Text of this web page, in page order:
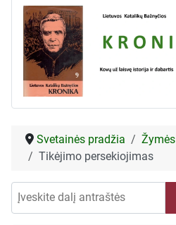
Svetainės pradžia
Žymės
Tikėjimo persekiojimas
Įveskite dalį antraštės